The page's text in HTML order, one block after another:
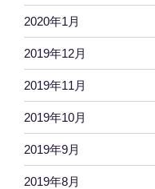
2020年1月
2019年12月
2019年11月
2019年10月
2019年9月
2019年8月